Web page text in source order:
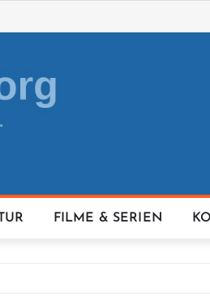
FILME & SERIEN